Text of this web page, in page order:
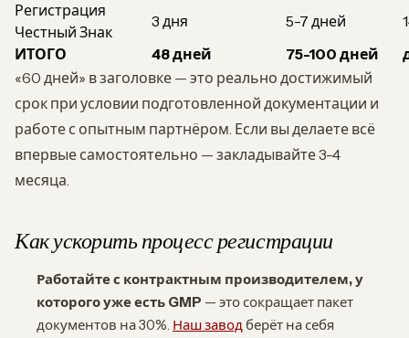
Регистрация
Честный Знак
3 дня 5-7 дней
ИТОГО
48 дней 75-100 дней
«60 дней» в заголовке — это реально достижимый
срок при условии подготовленной документации и
работе с опытным партнёром. Если вы делаете всё
впервые самостоятельно — закладывайте 3-4
месяца.
Как ускорить процесс регистрации
Работайте с контрактным производителем, у
которого уже есть GMP — это сокращает пакет
документов на 30%. Наш заводберёт на себя